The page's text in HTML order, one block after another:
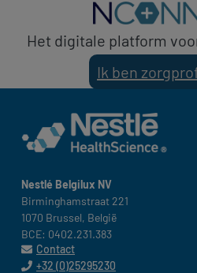
Het digitale platform
Ik ben
Nestlé Belgilux NV​
Birminghamstraat 221 ​
1070 Brussel, België​
BCE: 0402.231.383
Contact
+32 (0)25295230